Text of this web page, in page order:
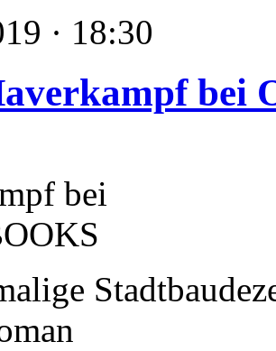
· 18:30
bei